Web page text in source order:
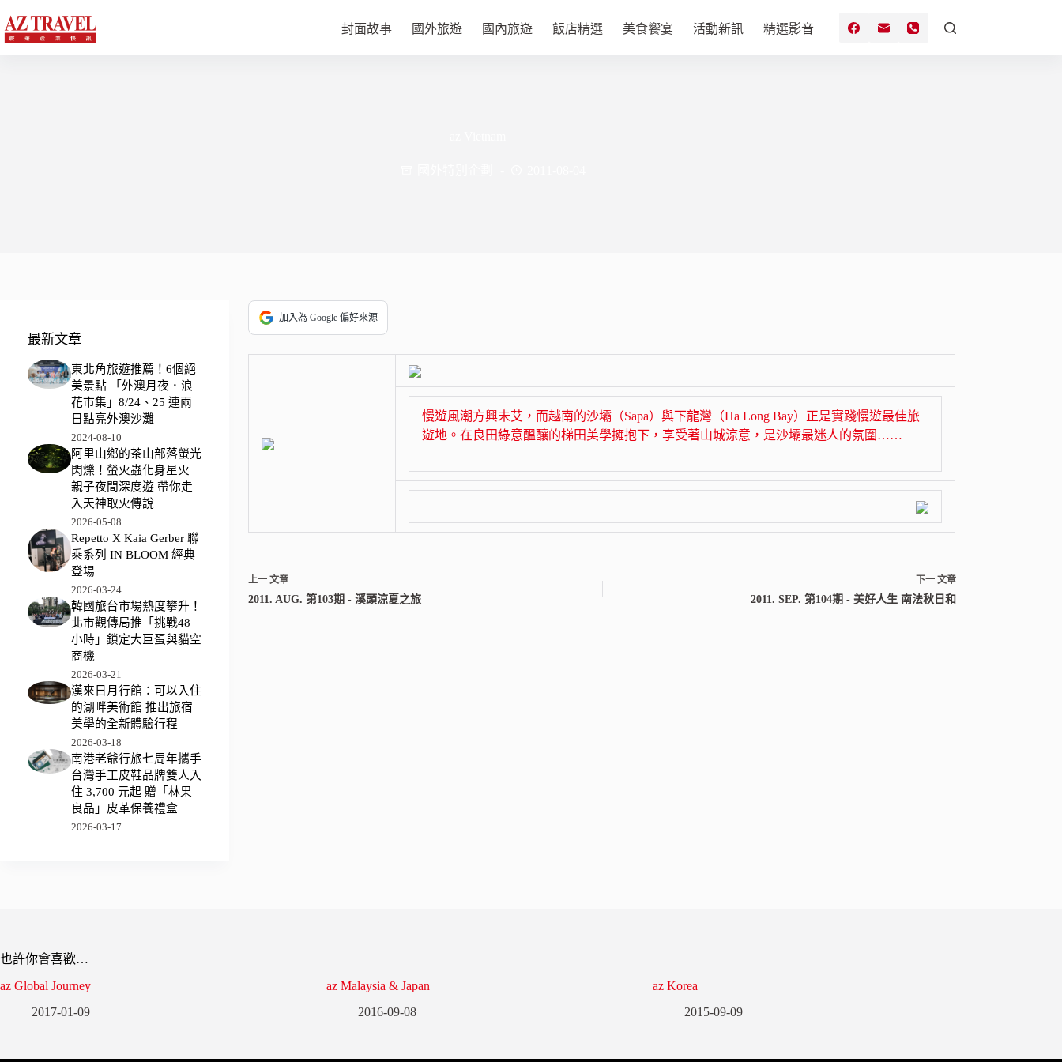
至
主
封面故事 國外旅遊 國內旅遊 飯店精選 美食饗宴 活動新訊 精選影音
加入為 Google 偏好來源
慢遊風潮方興未艾，而越南的沙壩（Sapa）與下龍灣（Ha Long Bay）正是實踐慢遊最佳旅
遊地。在良田綠意醞釀的梯田美學擁抱下，享受著山城涼意，是沙壩最迷人的氛圍……
上一文章
2011. AUG. 第103期 - 溪頭涼夏之旅
下一 文章
2011. SEP. 第104期 - 美好人生 南法秋日和
最新文章
東北角旅遊推薦！6個絕
美景點 「外澳月夜．浪
花市集」8/24、25 連兩
日點亮外澳沙灘
2024-08-10
阿里山鄉的茶山部落螢光
閃爍！螢火蟲化身星火
親子夜間深度遊 帶你走
入天神取火傳說
2026-05-08
Repetto X Kaia Gerber 聯
乘系列 IN BLOOM 經典
登場
2026-03-24
韓國旅台市場熱度攀升！
北市觀傳局推「挑戰48
小時」鎖定大巨蛋與貓空
商機
2026-03-21
漢來日月行館：可以入住
的湖畔美術館 推出旅宿
美學的全新體驗行程
2026-03-18
南港老爺行旅七周年攜手
台灣手工皮鞋品牌雙人入
住 3,700 元起 贈「林果
良品」皮革保養禮盒
2026-03-17
也許你會喜歡…
az Global Journey
2017-01-09
az Malaysia & Japan
2016-09-08
az Korea
2015-09-09